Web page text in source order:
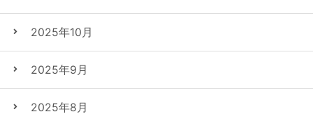
2025年10月
2025年9月
2025年8月